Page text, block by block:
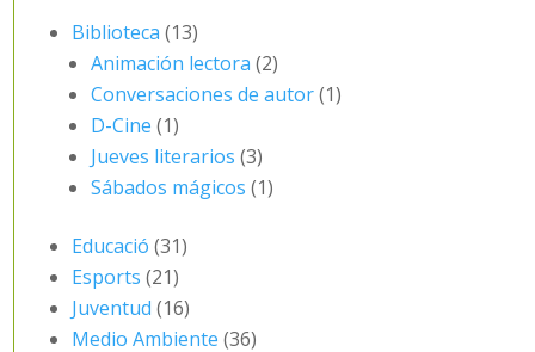
Biblioteca (13)
Animación lectora (2)
Conversaciones de autor(1)
D-Cine (1)
Jueves literarios (3)
Sábados mágicos (1)
Educació (31)
Esports (21)
Juventud (16)
Medio Ambiente (36)